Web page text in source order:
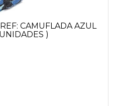
CAMUFLADA AZUL
)